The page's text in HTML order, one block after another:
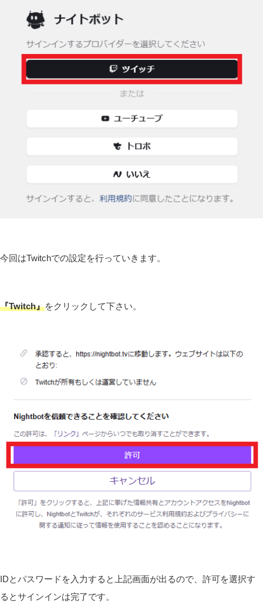
今回はTwitchでの設定を行っていきます。
『Twitch』をクリックして下さい。
IDとパスワードを入力すると上記画面が出るので、許可を選択す
るとサインインは完了です。